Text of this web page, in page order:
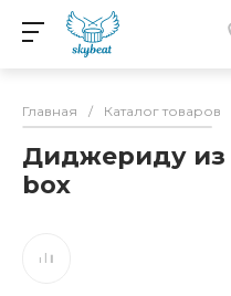
Главная / Каталог товаров
Диджериду из
box